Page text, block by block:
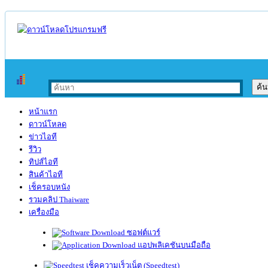
หน้าแรก
ดาวน์โหลด
ข่าวไอที
รีวิว
ทิปส์ไอที
สินค้าไอที
เช็ครอบหนัง
รวมคลิป Thaiware
เครื่องมือ
ซอฟต์แวร์
แอปพลิเคชันบนมือถือ
เช็คความเร็วเน็ต (Speedtest)